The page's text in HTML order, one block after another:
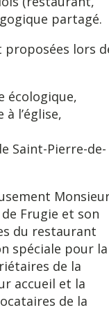
partagé.
lors
écologique,
l’église,
Saint-Pierre-de-
Frugie et son
du restaurant
spéciale pour la
de la
accueil et la
de la